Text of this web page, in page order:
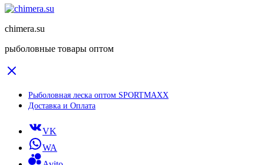
chimera.su
рыболовные товары оптом
Рыболовная леска оптом SPORTMAXX
Доставка и Оплата
VK
WA